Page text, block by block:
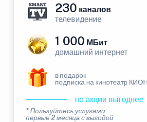
230 каналов
телевидение
1 000 МБит
домашний интернет
в подарок
подписка на кинотеатр КИОН
по акции выгоднее
* Пользуйтесь услугами
первые 2 месяца с выгодой